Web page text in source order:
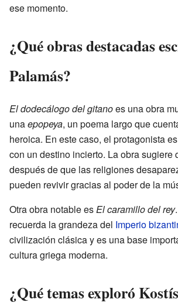
ese momento.
¿Qué obras destacadas
Palamás?
El dodecálogo del gitanoes una obra
unaepopeya, un poema largo que
heroica. En este caso, el protagonista
con un destino incierto. La obra sugiere
después de que las religiones
pueden revivir gracias al poder de la
Otra obra notable esEl caramillo del rey
recuerda la grandeza del Imperio
civilización clásica y es una base
cultura griega moderna.
¿Qué temas exploró